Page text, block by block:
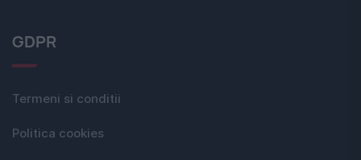
GDPR
Termeni si conditii
Politica cookies